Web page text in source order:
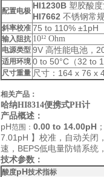
配置电极
HI1230B 塑胶酸
HI7662 不锈钢常
斜率校准 75 to 110% ±1pH
输入阻抗 10¹² Ohm
电源类型 9V 高性能电池，
适用环境 0 to 50°C（32 to
尺寸重量 尺寸 ：164 x 76 x
相关产品：
哈纳HI8314便携式PH计
产品概述：
pH范围： 0.00 to 14.00pH
7.01pH 】校准，自动关闭
速， BEPS低电量防错系统
技术参数：
酸度pH技术指标